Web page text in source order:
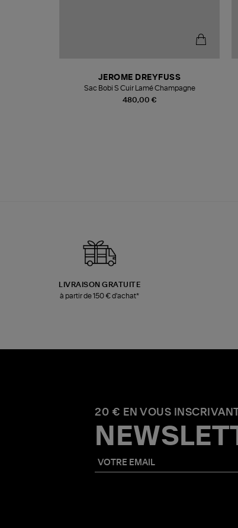
480,00 €
JEROME DREYFUSS
Sac Bobi S Cuir Lamé Champagne
LIVRAISON GRATUITE
à partir de 150 € d'achat*
20 € EN VOUS